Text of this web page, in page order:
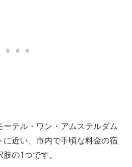
テル・ワン・アムステルダム
近い、市内で手頃な料金の宿
の1つです。